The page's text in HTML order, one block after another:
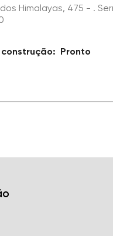
Himalayas, 475 - .
Pronto